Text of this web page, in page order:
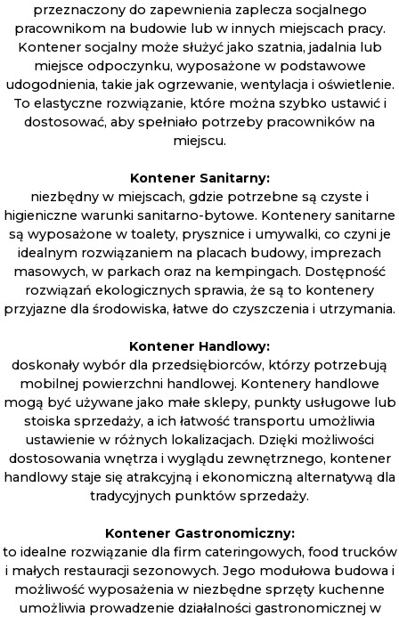
przeznaczony do zapewnienia zaplecza socjalnego
pracownikom na budowie lub w innych miejscach pracy.
Kontener socjalny może służyć jako szatnia, jadalnia lub
miejsce odpoczynku, wyposażone w podstawowe
udogodnienia, takie jak ogrzewanie, wentylacja i oświetlenie.
To elastyczne rozwiązanie, które można szybko ustawić i
dostosować, aby spełniało potrzeby pracowników na
miejscu.
Kontener Sanitarny:
niezbędny w miejscach, gdzie potrzebne są czyste i
higieniczne warunki sanitarno-bytowe. Kontenery sanitarne
są wyposażone w toalety, prysznice i umywalki, co czyni je
idealnym rozwiązaniem na placach budowy, imprezach
masowych, w parkach oraz na kempingach. Dostępność
rozwiązań ekologicznych sprawia, że są to kontenery
przyjazne dla środowiska, łatwe do czyszczenia i utrzymania.
Kontener Handlowy:
doskonały wybór dla przedsiębiorców, którzy potrzebują
mobilnej powierzchni handlowej. Kontenery handlowe
mogą być używane jako małe sklepy, punkty usługowe lub
stoiska sprzedaży, a ich łatwość transportu umożliwia
ustawienie w różnych lokalizacjach. Dzięki możliwości
dostosowania wnętrza i wyglądu zewnętrznego, kontener
handlowy staje się atrakcyjną i ekonomiczną alternatywą dla
tradycyjnych punktów sprzedaży.
Kontener Gastronomiczny:
to idealne rozwiązanie dla firm cateringowych, food trucków
i małych restauracji sezonowych. Jego modułowa budowa i
możliwość wyposażenia w niezbędne sprzęty kuchenne
umożliwia prowadzenie działalności gastronomicznej w